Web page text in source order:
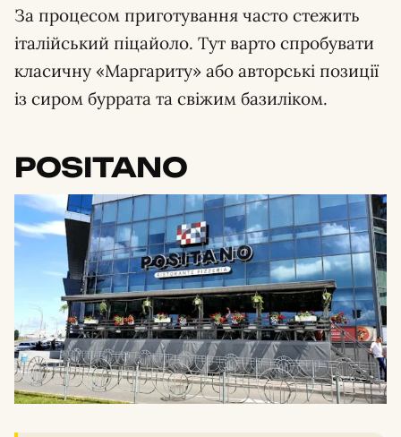
За процесом приготування часто стежить
італійський піцайоло. Тут варто спробувати
класичну «Маргариту» або авторські позиції
із сиром буррата та свіжим базиліком.
POSITANO